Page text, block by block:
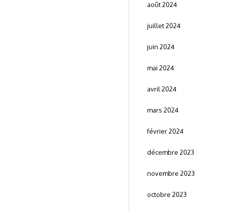
août 2024
juillet 2024
juin 2024
mai 2024
avril 2024
mars 2024
février 2024
décembre 2023
novembre 2023
octobre 2023